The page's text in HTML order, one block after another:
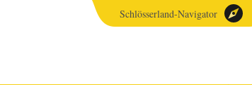
Schlösserland-Navigator